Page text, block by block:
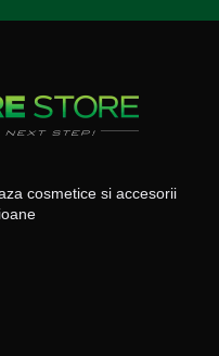
cosmetice si accesorii